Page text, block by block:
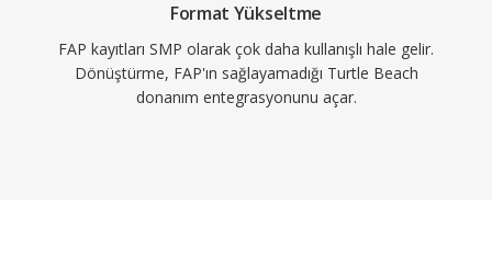
Format Yükseltme
FAP kayıtları SMP olarak çok daha kullanışlı hale gelir.
Dönüştürme, FAP'ın sağlayamadığı Turtle Beach
donanım entegrasyonunu açar.